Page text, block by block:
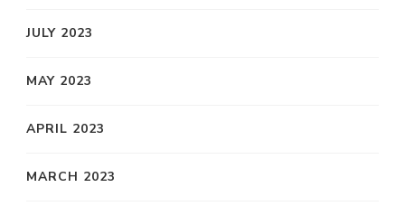
JULY 2023
MAY 2023
APRIL 2023
MARCH 2023